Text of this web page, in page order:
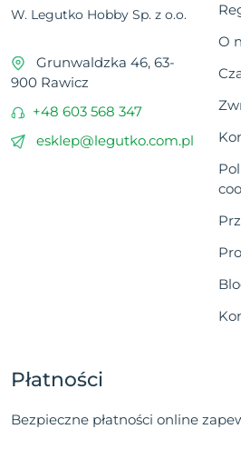
W. Legutko Hobby Sp. z o.o.
Grunwaldzka 46, 63-
900 Rawicz
+48 603 568 347
esklep@legutko.com.pl
O
Płatności
Bezpieczne płatności online